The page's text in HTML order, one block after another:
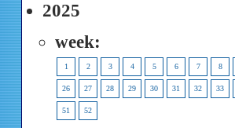
2025
week:
1 2 3 4 5 6 7 8
26 27 28 29 30 31 32 33
51 52